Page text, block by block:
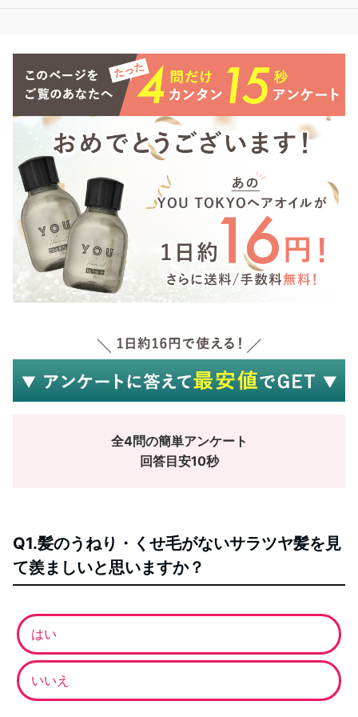
全4問の簡単アンケート
回答目安10秒
Q1.髪のうねり・くせ毛がないサラツヤ髪を見
て羨ましいと思いますか？
はい
いいえ